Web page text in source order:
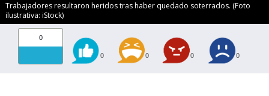
Trabajadores resultaron heridos tras haber quedado soterrados. (Foto
ilustrativa: iStock)
0
0 0 0 0